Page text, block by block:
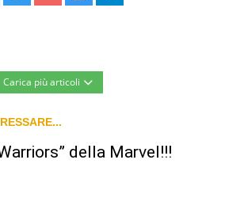
Carica più articoli
della Marvel!!!